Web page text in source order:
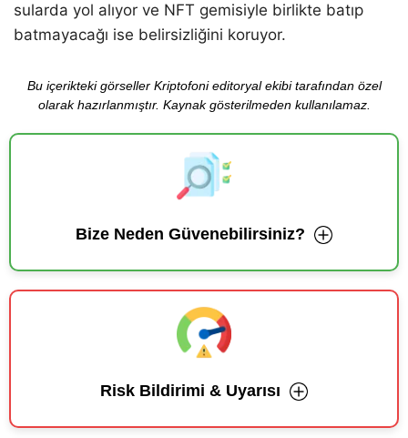
sularda yol alıyor ve NFT gemisiyle birlikte batıp
batmayacağı ise belirsizliğini koruyor.
Bu içerikteki görseller Kriptofoni editoryal ekibi tarafından özel
olarak hazırlanmıştır. Kaynak gösterilmeden kullanılamaz.
Bize Neden Güvenebilirsiniz?
Risk Bildirimi & Uyarısı